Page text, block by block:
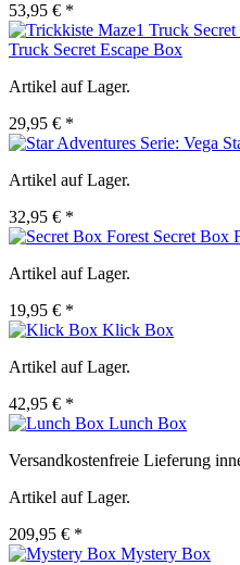
53,95 € *
Truck Secret Escape Box
Artikel auf Lager.
29,95 € *
Artikel auf Lager.
32,95 € *
Secret Box
Artikel auf Lager.
19,95 € *
Klick Box
Artikel auf Lager.
42,95 € *
Lunch Box
Versandkostenfreie Lieferung
Artikel auf Lager.
209,95 € *
Mystery Box